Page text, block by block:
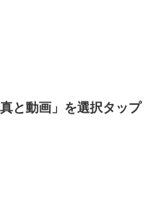
と動画」を選択タップ